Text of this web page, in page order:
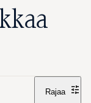
Rajaa